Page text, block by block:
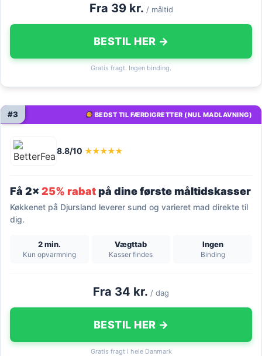
Fra 39 kr. / måltid
BESTIL HER →
Gratis fragt. Ingen binding.
BEDST TIL FÆRDIGRETTER (NUL MADLAVNING)
#3
8.8/10 ★★★★★
Få 2x 25% rabatpå dine første måltidskasser
Køkkenet på Djursland leverer sund og varieret mad direkte til
dig.
2 min.
Kun opvarmning
Vægttab
Kasser findes
Ingen
Binding
Fra 34 kr. / dag
BESTIL HER →
Gratis fragt i hele Danmark